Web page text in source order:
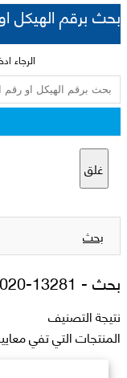
بحث برقم الهيكل
الرجاء
غلق
بحث
بحث - 13281-36020-01
نتيجة التصنيف
المنتجات التي تفي